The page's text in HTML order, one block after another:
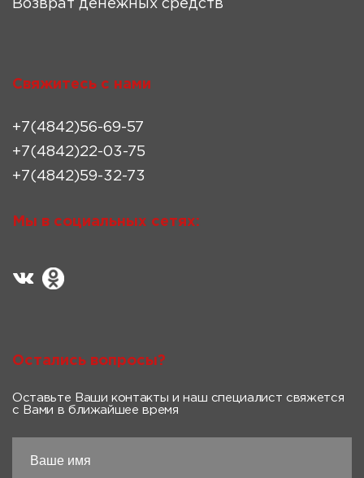
Возврат денежных средств
Свяжитесь с нами
+7(4842)56-69-57
+7(4842)22-03-75
+7(4842)59-32-73
Мы в социальных сетях:
Остались вопросы?
Оставьте Ваши контакты и наш специалист свяжется
с Вами в ближайшее время